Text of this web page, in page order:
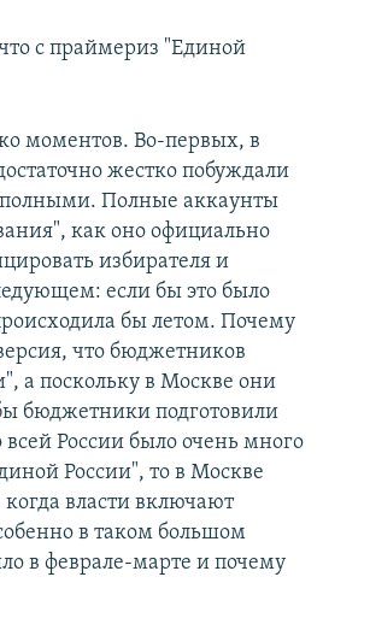
с праймериз "Единой
моментов. Во-первых, в
жестко побуждали
полными. Полные аккаунты
как оно официально
избирателя и
если бы это было
бы летом. Почему
что бюджетников
а поскольку в Москве они
бюджетники подготовили
России было очень много
России", то в Москве
власти включают
в таком большом
в феврале-марте и почему